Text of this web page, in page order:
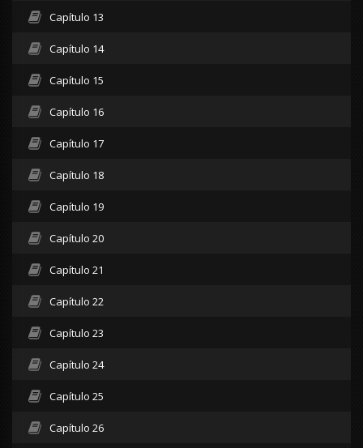
Capítulo 13
Capítulo 14
Capítulo 15
Capítulo 16
Capítulo 17
Capítulo 18
Capítulo 19
Capítulo 20
Capítulo 21
Capítulo 22
Capítulo 23
Capítulo 24
Capítulo 25
Capítulo 26